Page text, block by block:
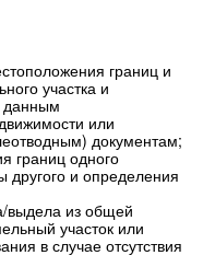
границ и
участка и
данным
или
документам;
границ одного
другого и определения
выдела из общей
участок или
в случае отсутствия